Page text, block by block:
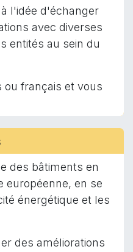
l'idée d'échanger
avec diverses
entités au sein du
ou français et vous
des bâtiments en
européenne, en se
énergétique et les
des améliorations